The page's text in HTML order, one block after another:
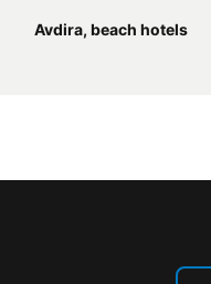
Avdira, beach hotels